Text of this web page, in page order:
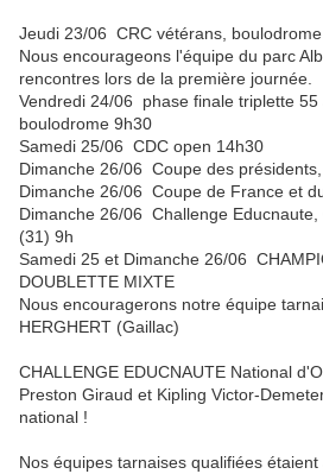
Jeudi 23/06 CRC vétérans,
Nous encourageons l'équipe du parc
rencontres lors de la première journée.
Vendredi 24/06 phase finale triplette 55
boulodrome 9h30
Samedi 25/06 CDC open 14h30
Dimanche 26/06 Coupe des
Dimanche 26/06 Coupe de France et
Dimanche 26/06 Challenge Educnaute,
(31) 9h
Samedi 25 et Dimanche 26/06
DOUBLETTE MIXTE
Nous encouragerons notre équipe
HERGHERT (Gaillac)
CHALLENGE EDUCNAUTE National
Preston Giraud et Kipling Victor-
national !
Nos équipes tarnaises qualifiées